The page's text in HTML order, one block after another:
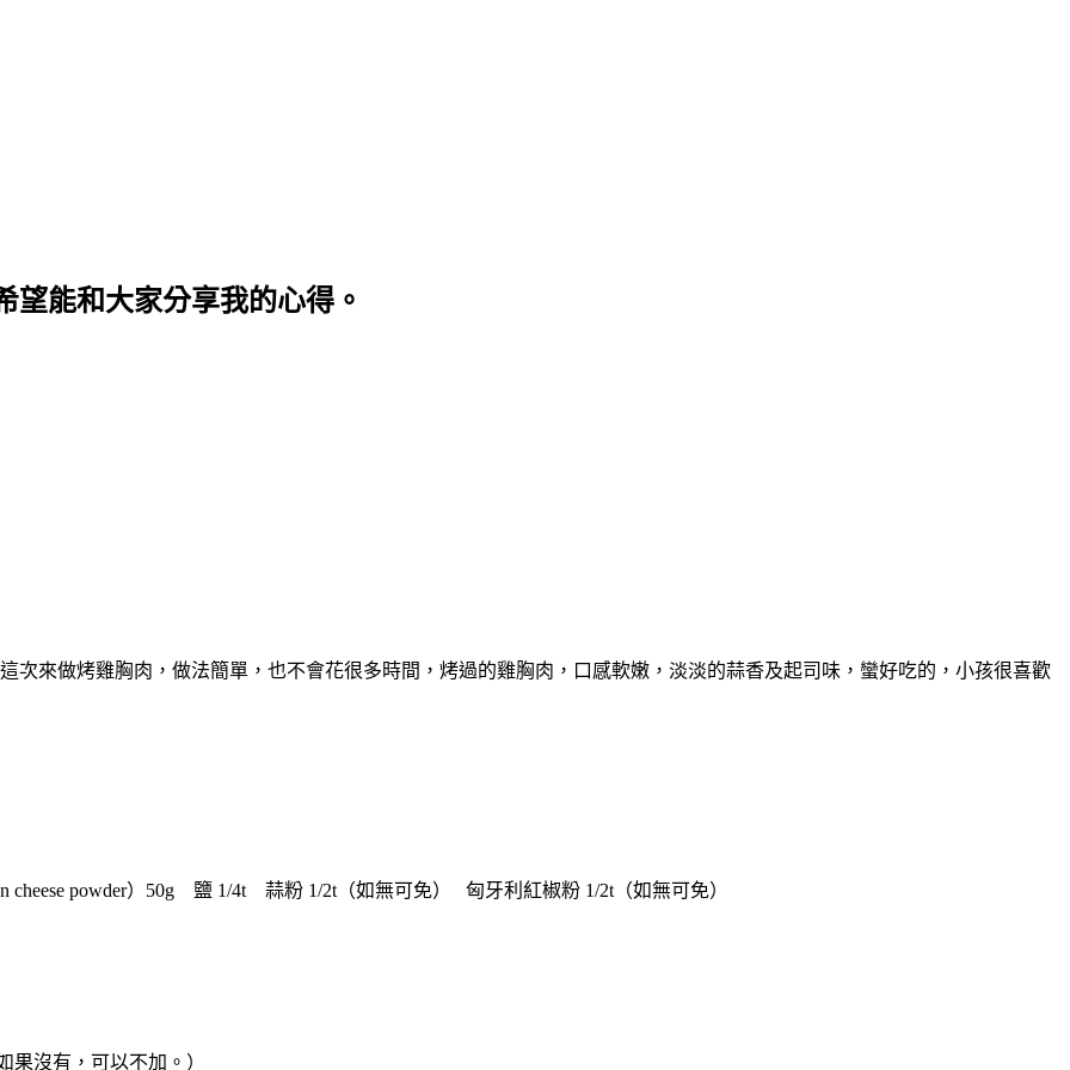
望能和大家分享我的心得。
次來做烤雞胸肉，做法簡單，也不會花很多時間，烤過的雞胸肉，口感軟嫩，淡淡的蒜香及起司味，蠻好吃的，小孩很喜歡
cheese powder）50g 鹽 1/4t 蒜粉 1/2t（如無可免） 匈牙利紅椒粉 1/2t（如無可免）
沒有，可以不加。）